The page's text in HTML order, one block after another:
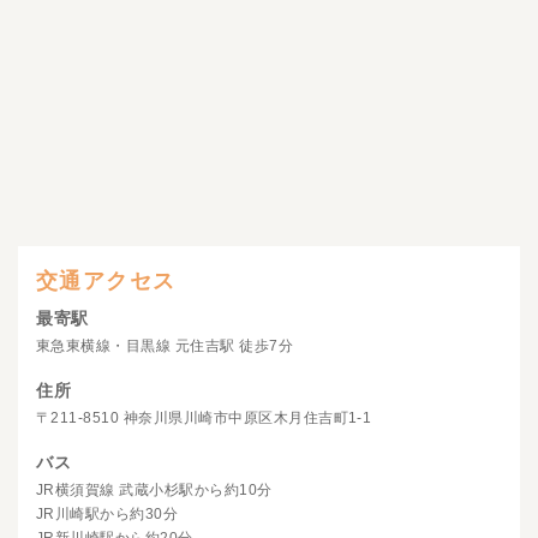
交通アクセス
最寄駅
東急東横線・目黒線 元住吉駅 徒歩7分
住所
〒211-8510 神奈川県川崎市中原区木月住吉町1-1
バス
JR横須賀線 武蔵小杉駅から約10分
JR川崎駅から約30分